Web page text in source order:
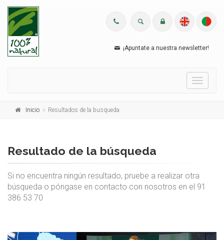
¡Apuntate a nuestra newsletter!
Menu
Inicio Resultados de la busqueda
Resultado de la búsqueda
Si no encuentra ningún resultado, pruebe a realizar otra
búsqueda o póngase en contacto con nosotros en el 91
386 53 70